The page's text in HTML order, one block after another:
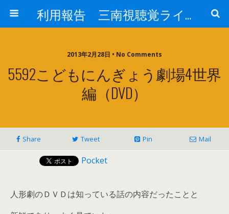
利用報告 三南視聴覚ライブラリー
2013年2月28日 • No Comments
5592こどもにんぎょう劇場4世界
編（DVD）
Share Tweet Pin Mail
Pocket
人形劇のＤＶＤは知っている話の内容だったことと